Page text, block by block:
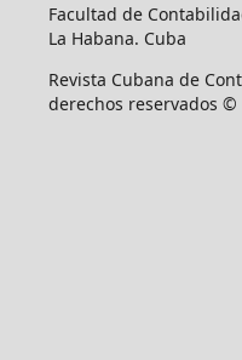
Facultad de
La Habana. Cuba
Revista Cubana de
derechos reservados ©